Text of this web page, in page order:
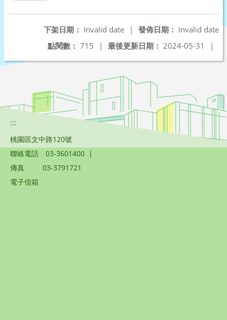
發佈日期： Invalid date
下架日期： Invalid date
|
最後更新日期： 2024-05-31 |
點閱數： 715 |
:::
桃園區文中路120號
聯絡電話
03-3601400 |
傳真
03-3791721
電子信箱